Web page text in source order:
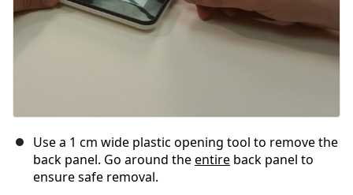
Use a 1 cm wide plastic opening tool to remove the
back panel. Go around theentire back panel to
ensure safe removal.